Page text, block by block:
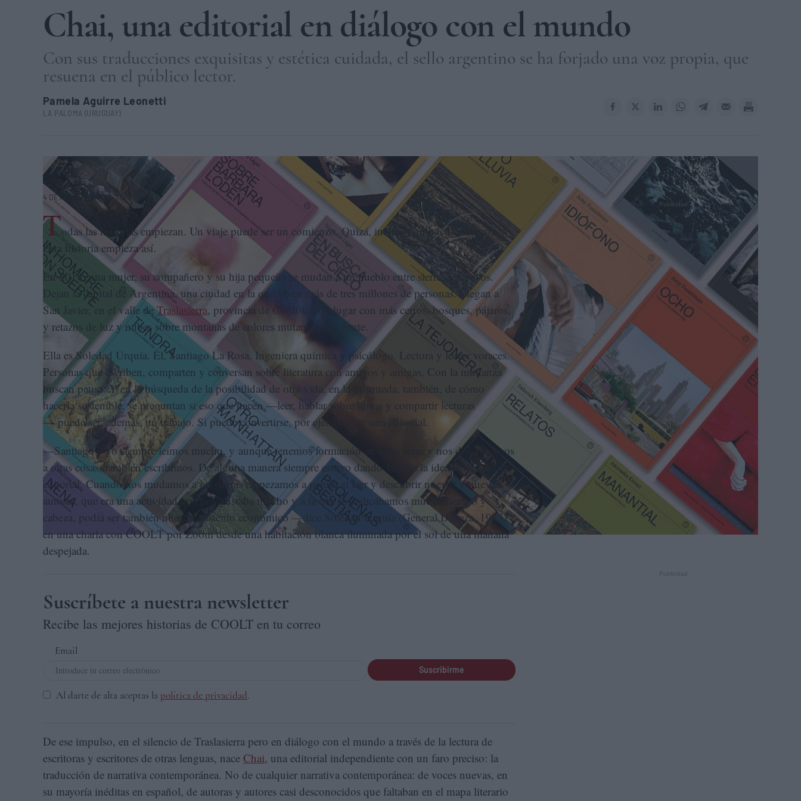
Chai, una editorial en diálogo con el mundo
Con sus traducciones exquisitas y estética cuidada, el sello argentino se ha forjado una voz propia, que
resuena en el público lector.
Pamela Aguirre Leonetti
LA PALOMA (URUGUAY)
Portadas de algunos de los libros publicados por la editorial Chai. ELENA CANTÓN
4 DE FEBRERO DE 2023 (07:00 CET)
Todas las historias empiezan. Un viaje puede ser un comienzo. Quizá, incluso, un buen comienzo.
Esta historia empieza así.
En 2018, una mujer, su compañero y su hija pequeña se mudan a un pueblo entre sierras y arroyos.
Dejan la capital de Argentina, una ciudad en la que viven más de tres millones de personas. Llegan a
San Javier, en el valle deTraslasierra, provincia de Córdoba; un lugar con más cerros, bosques, pájaros,
y retazos de luz y nubes sobre montañas de colores mutantes que gente.
Ella es Soledad Urquía. Él, Santiago La Rosa. Ingeniera química y psicólogo. Lectora y lector voraces.
Personas que escriben, comparten y conversan sobre literatura con amigos y amigas. Con la mudanza
buscan pausa. Y en la búsqueda de la posibilidad de otra vida, en la búsqueda, también, de cómo
hacerla sostenible, se preguntan si eso que hacen —leer, hablar sobre libros y compartir lecturas
— puede ser, además, un trabajo. Si puede convertirse, por ejemplo, en una editorial.
—Santiago y yo siempre leímos mucho, y aunque tenemos formación en otras áreas y nos dedicábamos
a otras cosas, también escribimos. De alguna manera siempre estuvo dando vueltas la idea de tener una
editorial. Cuando nos mudamos a las sierras empezamos a pensar si leer y descubrir nuevos y nuevas
autoras, que era una actividad que nos gustaba mucho y a la que le dedicábamos mucho tiempo y
cabeza, podía ser también nuestro sustento económico —dice Soledad Urquía (General Deheza, 1983)
en una charla con COOLT por Zoom desde una habitación blanca iluminada por el sol de una mañana
despejada.
Suscríbete a nuestra newsletter
Recibe las mejores historias de COOLT en tu correo
Email
Suscribirme
Al darte de alta aceptas la política de privacidad.
De ese impulso, en el silencio de Traslasierra pero en diálogo con el mundo a través de la lectura de
escritoras y escritores de otras lenguas, nace Chai, una editorial independiente con un faro preciso: la
traducción de narrativa contemporánea. No de cualquier narrativa contemporánea: de voces nuevas, en
su mayoría inéditas en español, de autoras y autores casi desconocidos que faltaban en el mapa literario